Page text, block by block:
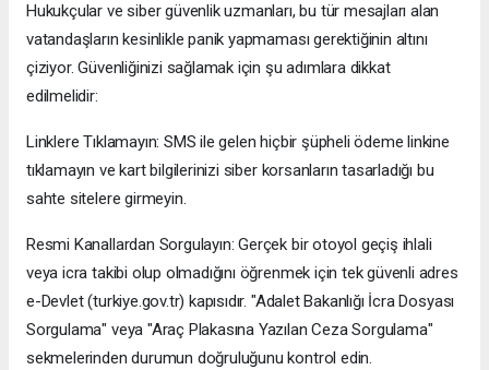
​Hukukçular ve siber güvenlik uzmanları, bu tür mesajları alan
vatandaşların kesinlikle panik yapmaması gerektiğinin altını
çiziyor. Güvenliğinizi sağlamak için şu adımlara dikkat
edilmelidir:
​Linklere Tıklamayın: SMS ile gelen hiçbir şüpheli ödeme linkine
tıklamayın ve kart bilgilerinizi siber korsanların tasarladığı bu
sahte sitelere girmeyin.
​Resmi Kanallardan Sorgulayın: Gerçek bir otoyol geçiş ihlali
veya icra takibi olup olmadığını öğrenmek için tek güvenli adres
e-Devlet (turkiye.gov.tr) kapısıdır. "Adalet Bakanlığı İcra Dosyası
Sorgulama" veya "Araç Plakasına Yazılan Ceza Sorgulama"
sekmelerinden durumun doğruluğunu kontrol edin.